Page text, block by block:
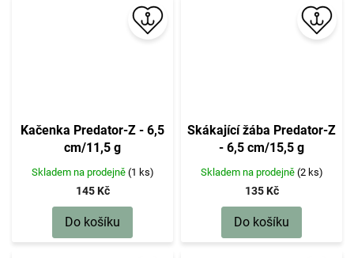
Kačenka Predator-Z - 6,5
cm/11,5 g
Skladem na prodejně (1 ks)
145 Kč
Do košíku
Skákající žába Predator-Z
- 6,5 cm/15,5 g
Skladem na prodejně (2 ks)
135 Kč
Do košíku